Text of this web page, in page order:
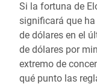
Si la fortuna de
significará que
de dólares en el
de dólares por
extremo de
qué punto las